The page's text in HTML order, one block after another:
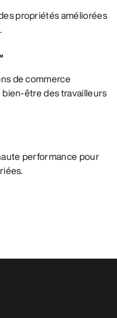
propriétés améliorées
de commerce
être des travailleurs
performance pour